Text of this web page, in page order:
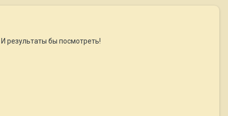
результаты бы посмотреть!